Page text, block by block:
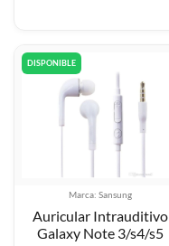
DISPONIBLE
Marca: Sansung
Auricular Intrauditivo
Galaxy Note 3/s4/s5